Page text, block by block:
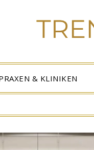
& KLINIKEN